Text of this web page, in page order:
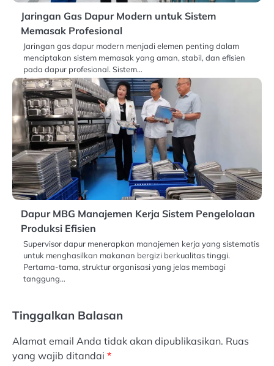
Jaringan Gas Dapur Modern untuk Sistem
Memasak Profesional
Jaringan gas dapur modern menjadi elemen penting dalam
menciptakan sistem memasak yang aman, stabil, dan efisien
pada dapur profesional. Sistem…
Dapur MBG Manajemen Kerja Sistem Pengelolaan
Produksi Efisien
Supervisor dapur menerapkan manajemen kerja yang sistematis
untuk menghasilkan makanan bergizi berkualitas tinggi.
Pertama-tama, struktur organisasi yang jelas membagi
tanggung…
Tinggalkan Balasan
Alamat email Anda tidak akan dipublikasikan. Ruas
yang wajib ditandai *